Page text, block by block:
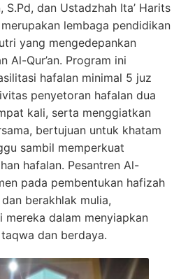
S.Pd, dan Ustadzhah Ita’ Harits
merupakan lembaga pendidikan
yang mengedepankan
Al-Qur’an. Program ini
hafalan minimal 5 juz
penyetoran hafalan dua
kali, serta menggiatkan
bertujuan untuk khatam
sambil memperkuat
hafalan. Pesantren Al-
pada pembentukan hafizah
berakhlak mulia,
mereka dalam menyiapkan
dan berdaya.